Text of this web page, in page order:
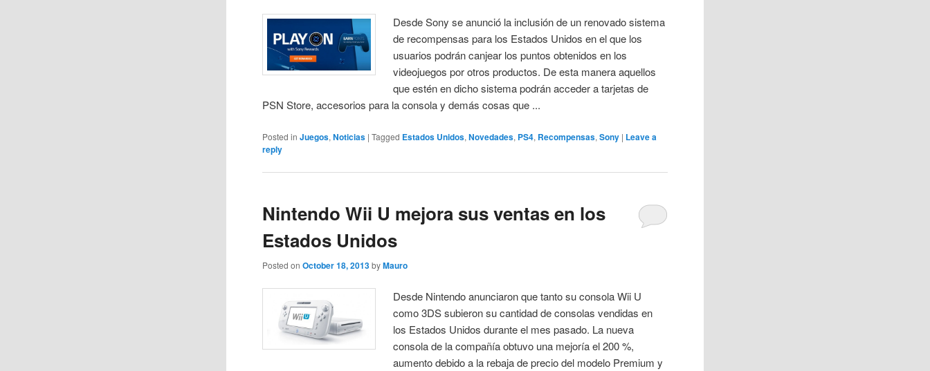
Desde Sony se anunció la inclusión de un renovado sistema
de recompensas para los Estados Unidos en el que los
usuarios podrán canjear los puntos obtenidos en los
videojuegos por otros productos. De esta manera aquellos
que estén en dicho sistema podrán acceder a tarjetas de
PSN Store, accesorios para la consola y demás cosas que ...
Posted in Juegos,Noticias |Tagged Estados Unidos,Novedades, PS4, Recompensas,Sony | Leave a
reply
Nintendo Wii U mejora sus ventas en los
Estados Unidos
Posted onOctober 18, 2013 byMauro
Desde Nintendo anunciaron que tanto su consola Wii U
como 3DS subieron su cantidad de consolas vendidas en
los Estados Unidos durante el mes pasado. La nueva
consola de la compañía obtuvo una mejoría el 200 %,
aumento debido a la rebaja de precio del modelo Premium y